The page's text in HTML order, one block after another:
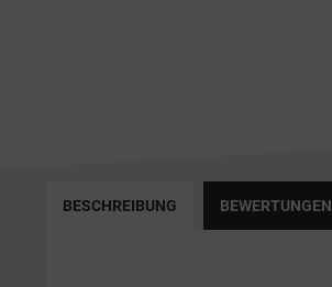
BESCHREIBUNG BEWERTUNGEN